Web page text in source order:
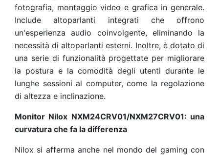
fotografia, montaggio video e grafica in generale.
Include altoparlanti integrati che offrono
un'esperienza audio coinvolgente, eliminando la
necessità di altoparlanti esterni. Inoltre, è dotato di
una serie di funzionalità progettate per migliorare
la postura e la comodità degli utenti durante le
lunghe sessioni al computer, come la regolazione
di altezza e inclinazione.
Monitor Nilox NXM24CRV01/NXM27CRV01: una
curvatura che fa la differenza
Nilox si afferma anche nel mondo del gaming con